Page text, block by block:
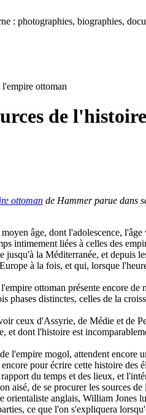
: photographies, biographies,
ottoman
de
ottoman de Hammer parue dans
âge, dont l'adolescence,
intimement liées à celles des
la Méditerranée, et depuis
à la fois, et qui, lorsque
ottoman présente encore
phases distinctes, celles de la
ceux d'Assyrie, de Médie et de
et dont l'histoire est
l'empire mogol, attendent
pour écrire cette histoire des
du temps et des lieux, et
aisé, de se procurer les sources
orientaliste anglais, William
ce que l'on s'expliquera